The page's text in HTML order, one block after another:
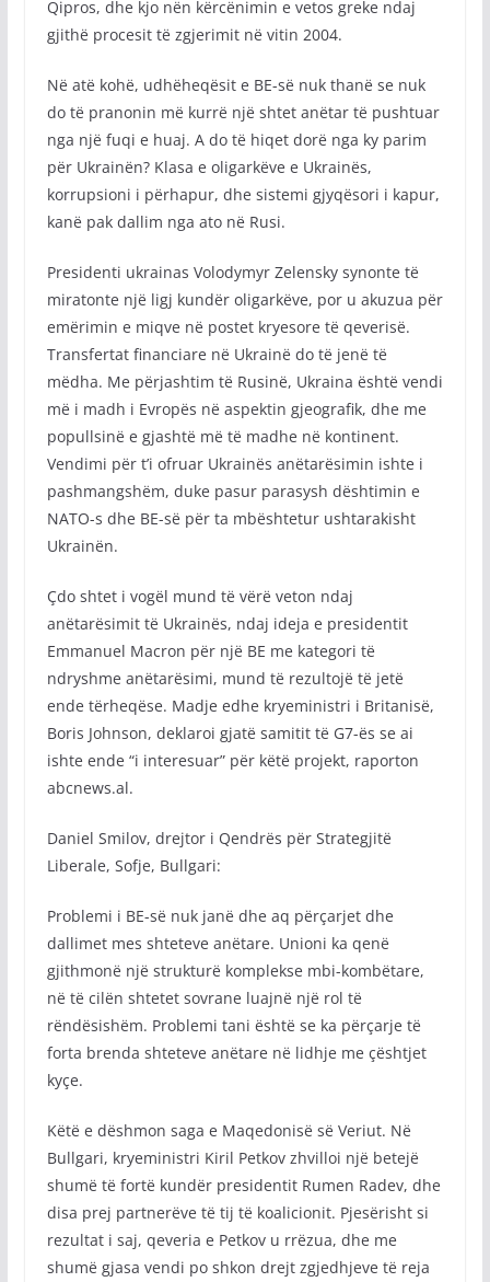
Qipros, dhe kjo nën kërcënimin e vetos greke ndaj
gjithë procesit të zgjerimit në vitin 2004.
Në atë kohë, udhëheqësit e BE-së nuk thanë se nuk
do të pranonin më kurrë një shtet anëtar të pushtuar
nga një fuqi e huaj. A do të hiqet dorë nga ky parim
për Ukrainën? Klasa e oligarkëve e Ukrainës,
korrupsioni i përhapur, dhe sistemi gjyqësori i kapur,
kanë pak dallim nga ato në Rusi.
Presidenti ukrainas Volodymyr Zelensky synonte të
miratonte një ligj kundër oligarkëve, por u akuzua për
emërimin e miqve në postet kryesore të qeverisë.
Transfertat financiare në Ukrainë do të jenë të
mëdha. Me përjashtim të Rusinë, Ukraina është vendi
më i madh i Evropës në aspektin gjeografik, dhe me
popullsinë e gjashtë më të madhe në kontinent.
Vendimi për t’i ofruar Ukrainës anëtarësimin ishte i
pashmangshëm, duke pasur parasysh dështimin e
NATO-s dhe BE-së për ta mbështetur ushtarakisht
Ukrainën.
Çdo shtet i vogël mund të vërë veton ndaj
anëtarësimit të Ukrainës, ndaj ideja e presidentit
Emmanuel Macron për një BE me kategori të
ndryshme anëtarësimi, mund të rezultojë të jetë
ende tërheqëse. Madje edhe kryeministri i Britanisë,
Boris Johnson, deklaroi gjatë samitit të G7-ës se ai
ishte ende “i interesuar” për këtë projekt, raporton
abcnews.al.
Daniel Smilov, drejtor i Qendrës për Strategjitë
Liberale, Sofje, Bullgari:
Problemi i BE-së nuk janë dhe aq përçarjet dhe
dallimet mes shteteve anëtare. Unioni ka qenë
gjithmonë një strukturë komplekse mbi-kombëtare,
në të cilën shtetet sovrane luajnë një rol të
rëndësishëm. Problemi tani është se ka përçarje të
forta brenda shteteve anëtare në lidhje me çështjet
kyçe.
Këtë e dëshmon saga e Maqedonisë së Veriut. Në
Bullgari, kryeministri Kiril Petkov zhvilloi një betejë
shumë të fortë kundër presidentit Rumen Radev, dhe
disa prej partnerëve të tij të koalicionit. Pjesërisht si
rezultat i saj, qeveria e Petkov u rrëzua, dhe me
shumë gjasa vendi po shkon drejt zgjedhjeve të reja